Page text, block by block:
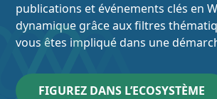
publications et événements clés en
dynamique grâce aux filtres
vous êtes impliqué dans une
FIGUREZ DANS L’ECOSYSTÈME